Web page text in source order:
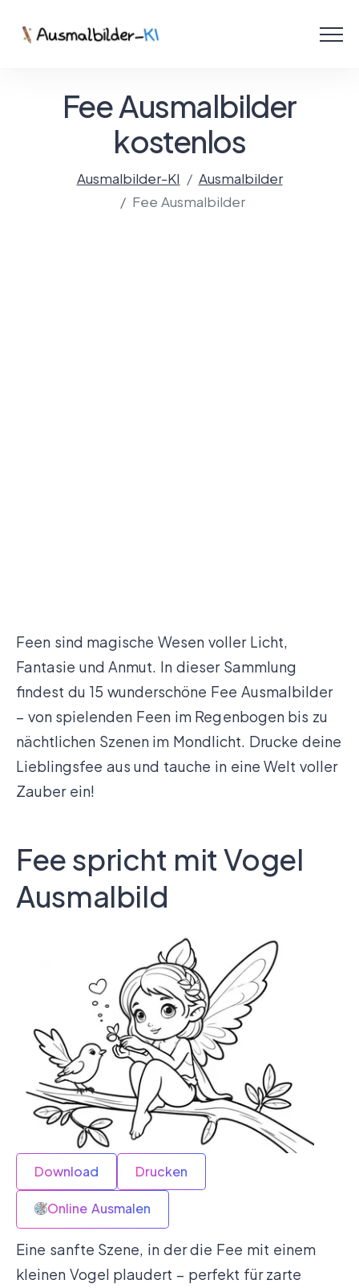
Fee Ausmalbilder
kostenlos
Ausmalbilder-KI
Ausmalbilder
Fee Ausmalbilder
Feen sind magische Wesen voller Licht,
Fantasie und Anmut. In dieser Sammlung
findest du 15 wunderschöne Fee Ausmalbilder
– von spielenden Feen im Regenbogen bis zu
nächtlichen Szenen im Mondlicht. Drucke deine
Lieblingsfee aus und tauche in eine Welt voller
Zauber ein!
Fee spricht mit Vogel
Ausmalbild
Download Drucken
Online Ausmalen
Eine sanfte Szene, in der die Fee mit einem
kleinen Vogel plaudert – perfekt für zarte